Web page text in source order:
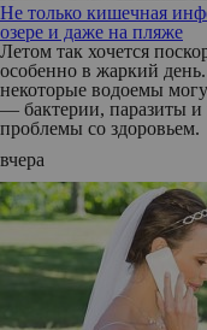
Не только кишечная
озере и даже на пляже
Летом так хочется
особенно в жаркий
некоторые водоемы
— бактерии, паразиты и
проблемы со здоровьем.
вчера